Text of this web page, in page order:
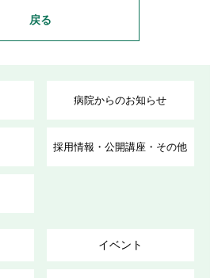
戻る
病院からのお知らせ
採用情報・公開講座・その他
イベント